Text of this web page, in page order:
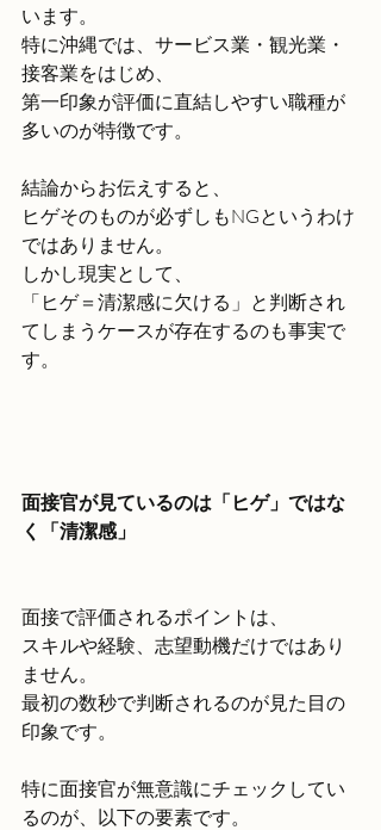
います。
特に沖縄では、サービス業・観光業・
接客業をはじめ、
第一印象が評価に直結しやすい職種が
多いのが特徴です。
結論からお伝えすると、
ヒゲそのものが必ずしもNGというわけ
ではありません。
しかし現実として、
「ヒゲ＝清潔感に欠ける」と判断され
てしまうケースが存在するのも事実で
す。
面接官が見ているのは「ヒゲ」ではな
く「清潔感」
面接で評価されるポイントは、
スキルや経験、志望動機だけではあり
ません。
最初の数秒で判断されるのが見た目の
印象です。
特に面接官が無意識にチェックしてい
るのが、以下の要素です。